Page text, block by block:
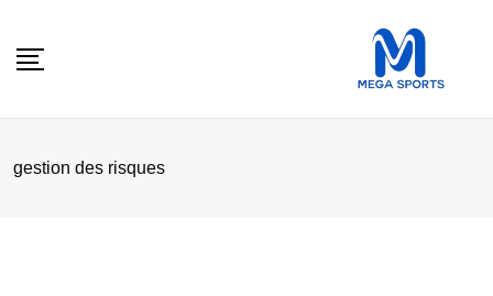
gestion des risques